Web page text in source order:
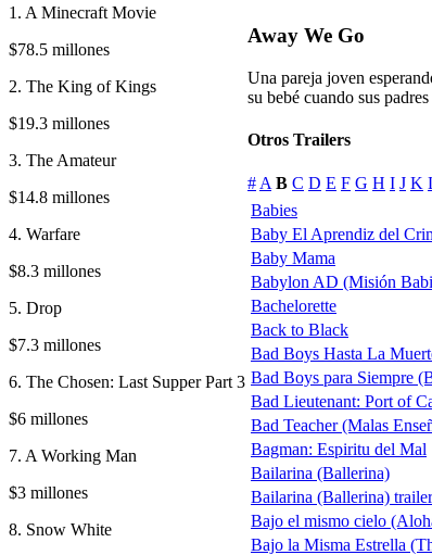
1. A Minecraft Movie
$78.5 millones
2. The King of Kings
$19.3 millones
3. The Amateur
$14.8 millones
4. Warfare
$8.3 millones
5. Drop
$7.3 millones
6. The Chosen: Last Supper Part 3
$6 millones
7. A Working Man
$3 millones
8. Snow White
Away We Go
Una pareja joven
su bebé cuando sus
Otros Trailers
# A B C D E F G H I J K
Babies
Baby El Aprendiz del
Baby Mama
Babylon AD (Misión
Bachelorette
Back to Black
Bad Boys Hasta La
Bad Boys para Siempre
Bad Lieutenant: Port of
Bad Teacher (Malas
Bagman: Espiritu del Mal
Bailarina (Ballerina)
Bailarina (Ballerina)
Bajo el mismo cielo
Bajo la Misma Estrella